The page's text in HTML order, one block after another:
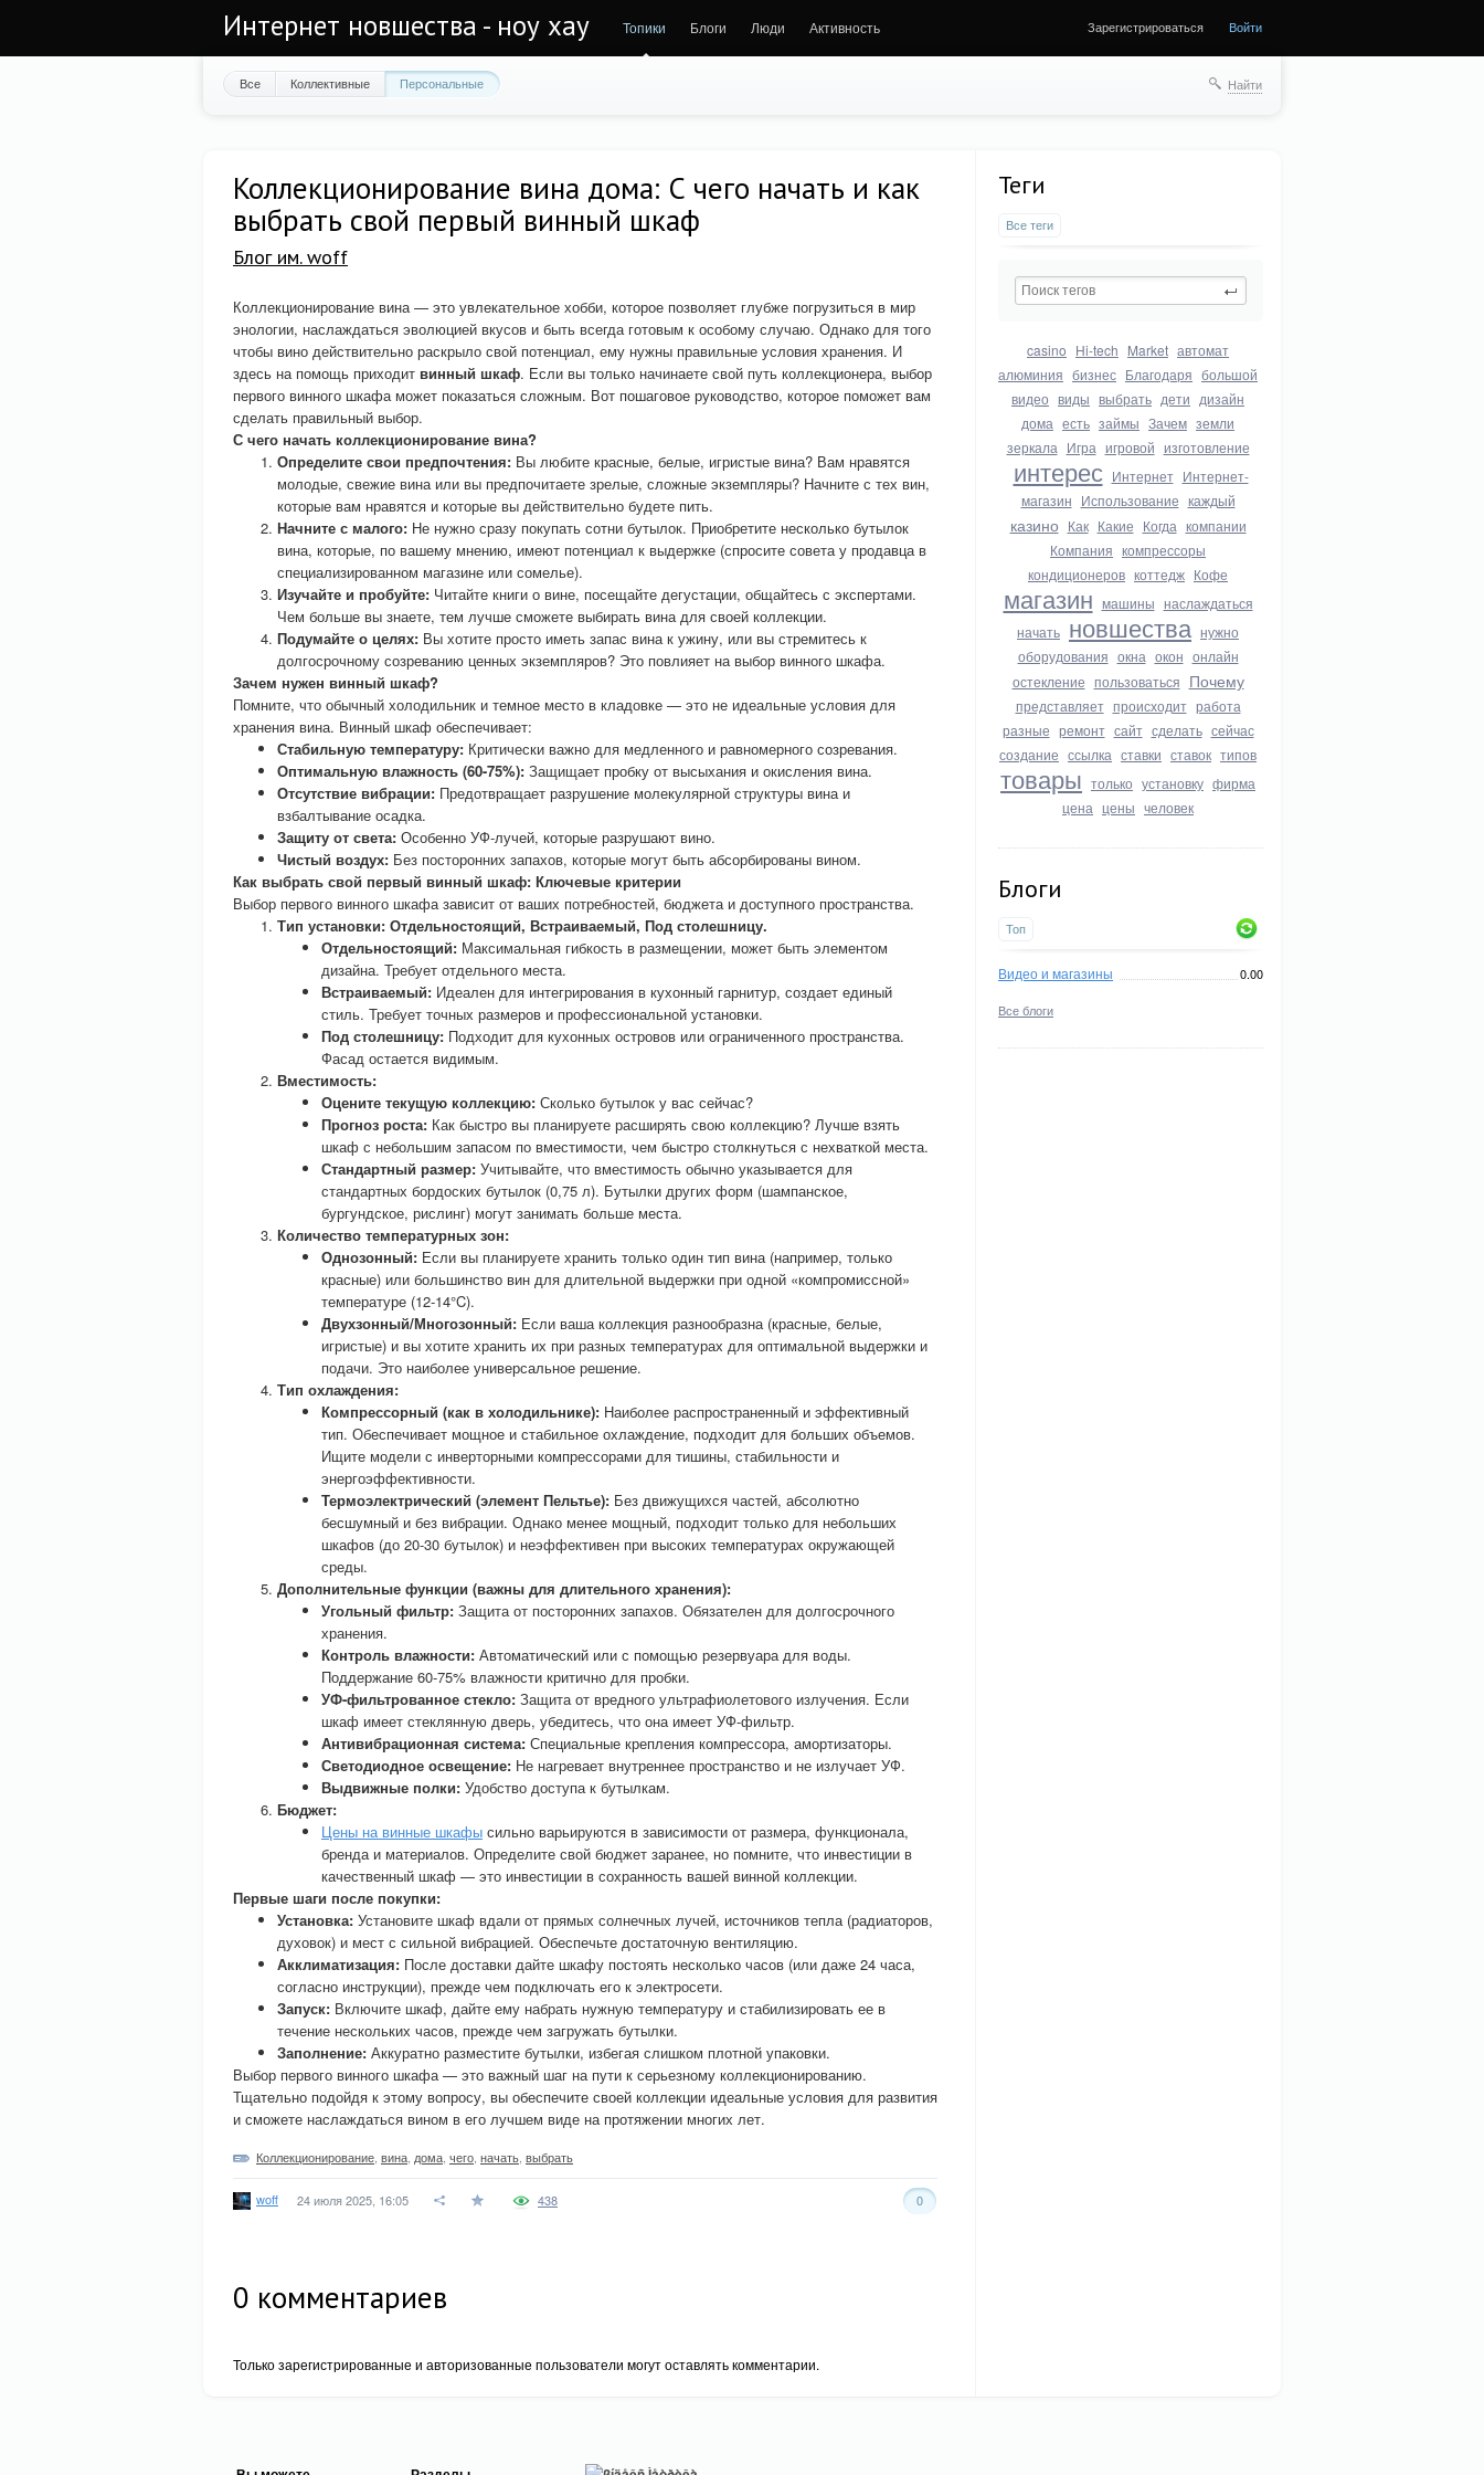
Интернет новшества - ноу хау Топики Блоги Люди Активность Зарегистрироваться Войти
Все Коллективные Персональные Найти
Теги
Все теги
casino Hi-tech Market автомат
алюминия бизнес Благодаря большой
видео виды выбрать дети дизайн
дома есть займы Зачем земли
зеркала Игра игровой изготовление
интерес Интернет Интернет-
магазин Использование каждый
казино Как Какие Когда компании
Компания компрессоры
кондиционеров коттедж Кофе
магазин машины наслаждаться
начать новшества нужно
оборудования окна окон онлайн
остекление пользоваться Почему
представляет происходит работа
разные ремонт сайт сделать сейчас
создание ссылка ставки ставок типов
товары только установку фирма
цена цены человек
Блоги
Топ
Видео и магазины 0.00
Все блоги
Коллекционирование вина дома: С чего начать и как
выбрать свой первый винный шкаф
Блог им. woff
Коллекционирование вина — это увлекательное хобби, которое позволяет глубже погрузиться в мир
энологии, наслаждаться эволюцией вкусов и быть всегда готовым к особому случаю. Однако для того
чтобы вино действительно раскрыло свой потенциал, ему нужны правильные условия хранения. И
здесь на помощь приходит винный шкаф. Если вы только начинаете свой путь коллекционера, выбор
первого винного шкафа может показаться сложным. Вот пошаговое руководство, которое поможет вам
сделать правильный выбор.
С чего начать коллекционирование вина?
Определите свои предпочтения: Вы любите красные, белые, игристые вина? Вам нравятся
молодые, свежие вина или вы предпочитаете зрелые, сложные экземпляры? Начните с тех вин,
которые вам нравятся и которые вы действительно будете пить.
Начните с малого: Не нужно сразу покупать сотни бутылок. Приобретите несколько бутылок
вина, которые, по вашему мнению, имеют потенциал к выдержке (спросите совета у продавца в
специализированном магазине или сомелье).
Изучайте и пробуйте: Читайте книги о вине, посещайте дегустации, общайтесь с экспертами.
Чем больше вы знаете, тем лучше сможете выбирать вина для своей коллекции.
Подумайте о целях: Вы хотите просто иметь запас вина к ужину, или вы стремитесь к
долгосрочному созреванию ценных экземпляров? Это повлияет на выбор винного шкафа.
Зачем нужен винный шкаф?
Помните, что обычный холодильник и темное место в кладовке — это не идеальные условия для
хранения вина. Винный шкаф обеспечивает:
Стабильную температуру: Критически важно для медленного и равномерного созревания.
Оптимальную влажность (60-75%): Защищает пробку от высыхания и окисления вина.
Отсутствие вибрации: Предотвращает разрушение молекулярной структуры вина и
взбалтывание осадка.
Защиту от света: Особенно УФ-лучей, которые разрушают вино.
Чистый воздух: Без посторонних запахов, которые могут быть абсорбированы вином.
Как выбрать свой первый винный шкаф: Ключевые критерии
Выбор первого винного шкафа зависит от ваших потребностей, бюджета и доступного пространства.
Тип установки: Отдельностоящий, Встраиваемый, Под столешницу.
Отдельностоящий: Максимальная гибкость в размещении, может быть элементом
дизайна. Требует отдельного места.
Встраиваемый: Идеален для интегрирования в кухонный гарнитур, создает единый
стиль. Требует точных размеров и профессиональной установки.
Под столешницу: Подходит для кухонных островов или ограниченного пространства.
Фасад остается видимым.
Вместимость:
Оцените текущую коллекцию: Сколько бутылок у вас сейчас?
Прогноз роста: Как быстро вы планируете расширять свою коллекцию? Лучше взять
шкаф с небольшим запасом по вместимости, чем быстро столкнуться с нехваткой места.
Стандартный размер: Учитывайте, что вместимость обычно указывается для
стандартных бордоских бутылок (0,75 л). Бутылки других форм (шампанское,
бургундское, рислинг) могут занимать больше места.
Количество температурных зон:
Однозонный: Если вы планируете хранить только один тип вина (например, только
красные) или большинство вин для длительной выдержки при одной «компромиссной»
температуре (12-14°C).
Двухзонный/Многозонный: Если ваша коллекция разнообразна (красные, белые,
игристые) и вы хотите хранить их при разных температурах для оптимальной выдержки и
подачи. Это наиболее универсальное решение.
Тип охлаждения:
Компрессорный (как в холодильнике): Наиболее распространенный и эффективный
тип. Обеспечивает мощное и стабильное охлаждение, подходит для больших объемов.
Ищите модели с инверторными компрессорами для тишины, стабильности и
энергоэффективности.
Термоэлектрический (элемент Пельтье): Без движущихся частей, абсолютно
бесшумный и без вибрации. Однако менее мощный, подходит только для небольших
шкафов (до 20-30 бутылок) и неэффективен при высоких температурах окружающей
среды.
Дополнительные функции (важны для длительного хранения):
Угольный фильтр: Защита от посторонних запахов. Обязателен для долгосрочного
хранения.
Контроль влажности: Автоматический или с помощью резервуара для воды.
Поддержание 60-75% влажности критично для пробки.
УФ-фильтрованное стекло: Защита от вредного ультрафиолетового излучения. Если
шкаф имеет стеклянную дверь, убедитесь, что она имеет УФ-фильтр.
Антивибрационная система: Специальные крепления компрессора, амортизаторы.
Светодиодное освещение: Не нагревает внутреннее пространство и не излучает УФ.
Выдвижные полки: Удобство доступа к бутылкам.
Бюджет:
Цены на винные шкафы сильно варьируются в зависимости от размера, функционала,
бренда и материалов. Определите свой бюджет заранее, но помните, что инвестиции в
качественный шкаф — это инвестиции в сохранность вашей винной коллекции.
Первые шаги после покупки:
Установка: Установите шкаф вдали от прямых солнечных лучей, источников тепла (радиаторов,
духовок) и мест с сильной вибрацией. Обеспечьте достаточную вентиляцию.
Акклиматизация: После доставки дайте шкафу постоять несколько часов (или даже 24 часа,
согласно инструкции), прежде чем подключать его к электросети.
Запуск: Включите шкаф, дайте ему набрать нужную температуру и стабилизировать ее в
течение нескольких часов, прежде чем загружать бутылки.
Заполнение: Аккуратно разместите бутылки, избегая слишком плотной упаковки.
Выбор первого винного шкафа — это важный шаг на пути к серьезному коллекционированию.
Тщательно подойдя к этому вопросу, вы обеспечите своей коллекции идеальные условия для развития
и сможете наслаждаться вином в его лучшем виде на протяжении многих лет.
Коллекционирование вина дома чего начать выбрать
woff 24 июля 2025, 16:05 0
438
0 комментариев
Только зарегистрированные и авторизованные пользователи могут оставлять комментарии.